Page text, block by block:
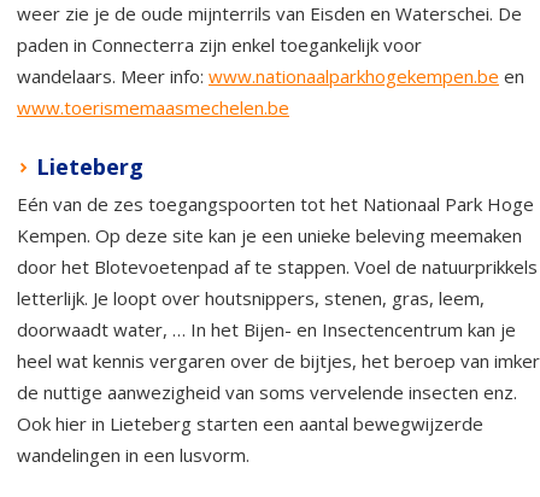
weer zie je de oude mijnterrils van Eisden en Waterschei. De
paden in Connecterra zijn enkel toegankelijk voor
wandelaars. Meer info: www.nationaalparkhogekempen.be en
www.toerismemaasmechelen.be
Lieteberg
Eén van de zes toegangspoorten tot het Nationaal Park Hoge
Kempen. Op deze site kan je een unieke beleving meemaken
door het Blotevoetenpad af te stappen. Voel de natuurprikkels
letterlijk. Je loopt over houtsnippers, stenen, gras, leem,
doorwaadt water, … In het Bijen- en Insectencentrum kan je
heel wat kennis vergaren over de bijtjes, het beroep van
de nuttige aanwezigheid van soms vervelende insecten enz.
Ook hier in Lieteberg starten een aantal bewegwijzerde
wandelingen in een lusvorm.